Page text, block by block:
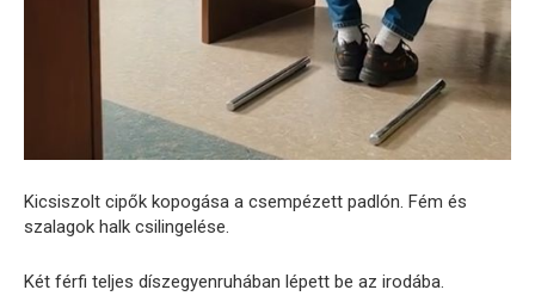
Kicsiszolt cipők kopogása a csempézett padlón. Fém és
szalagok halk csilingelése.
Két férfi teljes díszegyenruhában lépett be az irodába.